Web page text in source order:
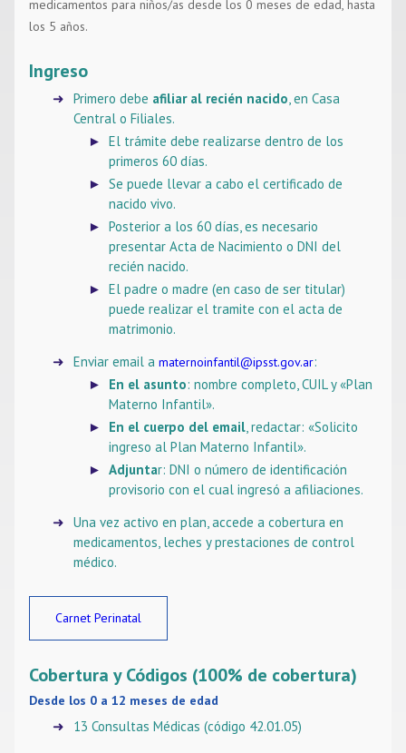
medicamentos para niños/as desde los 0 meses de edad, hasta
los 5 años.
Ingreso
Primero debe afiliar al recién nacido, en Casa
Central o Filiales.
El trámite debe realizarse dentro de los
primeros 60 días.
Se puede llevar a cabo el certificado de
nacido vivo.
Posterior a los 60 días, es necesario
presentar Acta de Nacimiento o DNI del
recién nacido.
El padre o madre (en caso de ser titular)
puede realizar el tramite con el acta de
matrimonio.
Enviar email a maternoinfantil@ipsst.gov.ar:
En el asunto: nombre completo, CUIL y «Plan
Materno Infantil».
En el cuerpo del email, redactar: «Solicito
ingreso al Plan Materno Infantil».
Adjuntar: DNI o número de identificación
provisorio con el cual ingresó a afiliaciones.
Una vez activo en plan, accede a cobertura en
medicamentos, leches y prestaciones de control
médico.
Carnet Perinatal
Cobertura y Códigos (100% de cobertura)
Desde los 0 a 12 meses de edad
13 Consultas Médicas (código 42.01.05)